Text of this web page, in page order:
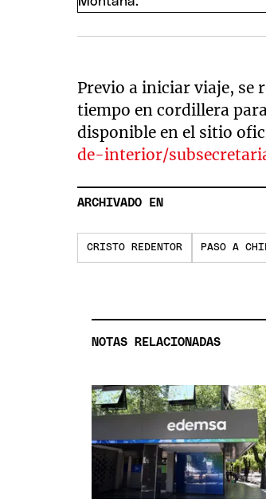
Previo a iniciar viaje, se
tiempo en cordillera
disponible en el sitio
de-interior/
ARCHIVADO EN
CRISTO REDENTOR PASO A
NOTAS RELACIONADAS